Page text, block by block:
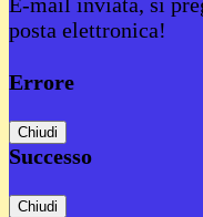
posta elettronica!
Errore
Chiudi
Successo
Chiudi